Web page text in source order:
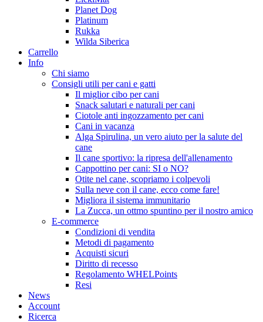
Planet Dog
Platinum
Rukka
Wilda Siberica
Carrello
Info
Chi siamo
Consigli utili per cani e gatti
Il miglior cibo per cani
Snack salutari e naturali per cani
Ciotole anti ingozzamento per cani
Cani in vacanza
Alga Spirulina, un vero aiuto per la salute del
cane
Il cane sportivo: la ripresa dell'allenamento
Cappottino per cani: SI o NO?
Otite nel cane, scopriamo i colpevoli
Sulla neve con il cane, ecco come fare!
Migliora il sistema immunitario
La Zucca, un ottmo spuntino per il nostro amico
E-commerce
Condizioni di vendita
Metodi di pagamento
Acquisti sicuri
Diritto di recesso
Regolamento WHELPoints
Resi
News
Account
Ricerca